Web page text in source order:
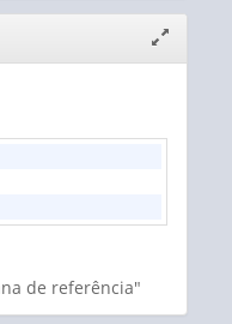
janela
de referência"